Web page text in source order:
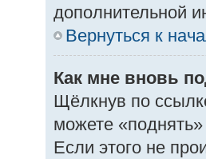
дополнительной
Вернуться к
Как мне вновь
Щёлкнув по
можете
Если этого не